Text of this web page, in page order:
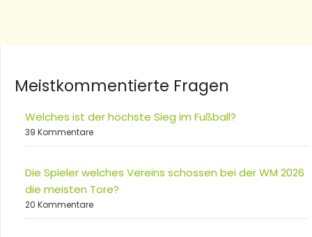
Meistkommentierte Fragen
Welches ist der höchste Sieg im Fußball?
39 Kommentare
Die Spieler welches Vereins schossen bei der WM 2026
die meisten Tore?
20 Kommentare